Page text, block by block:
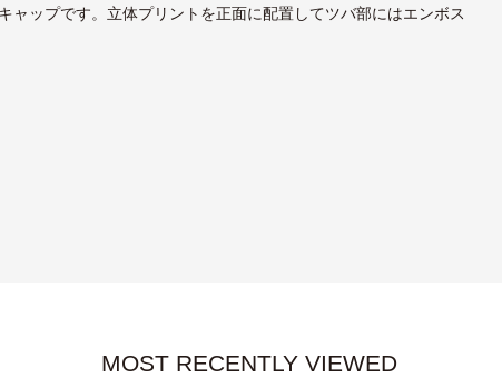
ップです。立体プリントを正面に配置してツバ部にはエンボス
MOST RECENTLY VIEWED